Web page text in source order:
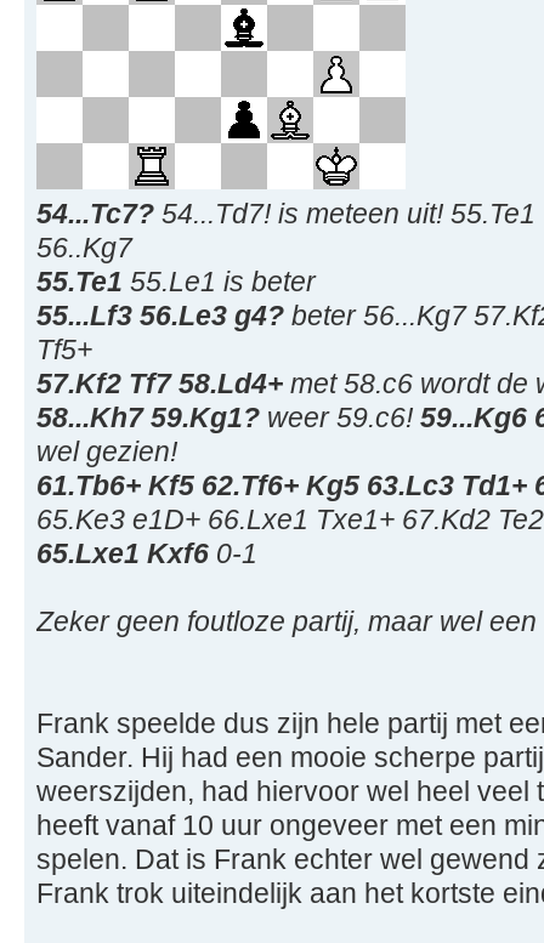
54...Tc7? 54...Td7! is meteen uit!
56..Kg7
55.Te1 55.Le1 is beter
55...Lf3 56.Le3 g4? beter 56...Kg7
Tf5+
57.Kf2 Tf7 58.Ld4+ met 58.c6 wordt de
58...Kh7 59.Kg1? weer 59.c6! 59...Kg6
wel gezien!
61.Tb6+ Kf5 62.Tf6+ Kg5 63.Lc3 Td1+
65.Ke3 e1D+ 66.Lxe1 Txe1+ 67.Kd2
65.Lxe1 Kxf6 0-1
Zeker geen foutloze partij, maar wel
Frank speelde dus zijn hele partij met
Sander. Hij had een mooie scherpe
weerszijden, had hiervoor wel heel veel
heeft vanaf 10 uur ongeveer met een
spelen. Dat is Frank echter wel gewend
Frank trok uiteindelijk aan het kortste